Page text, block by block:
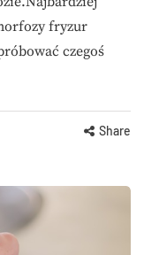
fryzur
czegoś
Share